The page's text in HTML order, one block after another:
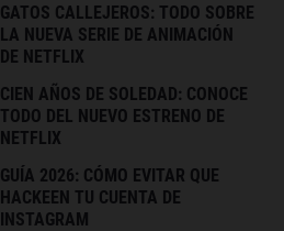
GATOS CALLEJEROS: TODO SOBRE
LA NUEVA SERIE DE ANIMACIÓN
DE NETFLIX
CIEN AÑOS DE SOLEDAD: CONOCE
TODO DEL NUEVO ESTRENO DE
NETFLIX
GUÍA 2026: CÓMO EVITAR QUE
HACKEEN TU CUENTA DE
INSTAGRAM